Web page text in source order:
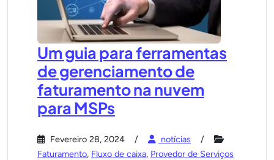
Um guia para ferramentas
de gerenciamento de
faturamento na nuvem
para MSPs
Fevereiro 28, 2024
notícias
Faturamento, Fluxo de caixa, Provedor de Serviços